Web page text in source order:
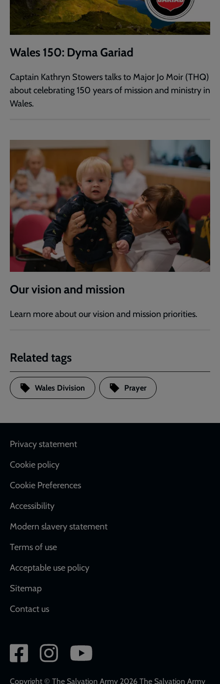
Wales 150: Dyma Gariad
Captain Kathryn Stowers talks to Major Jo Moir (THQ)
about celebrating 150 years of mission and ministry in
Wales.
Our vision and mission
Learn more about our vision and mission priorities.
Related tags
Wales Division Prayer
Footer
Privacy statement
Cookie policy
Cookie Preferences
Accessibility
Modern slavery statement
Terms of use
Acceptable use policy
Sitemap
Contact us
Social
network
Copyright © The Salvation Army 2026 The Salvation Army